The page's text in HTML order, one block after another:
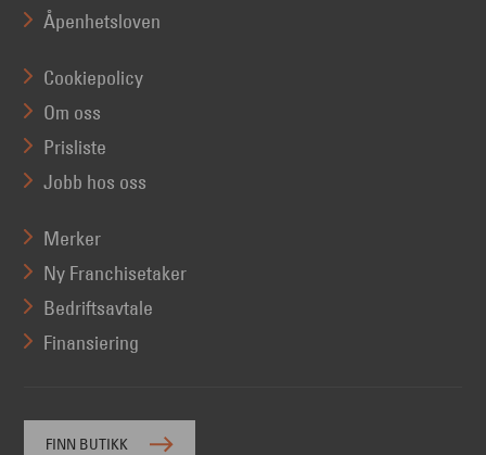
Åpenhetsloven
Cookiepolicy
Om oss
Prisliste
Jobb hos oss
Merker
Ny Franchisetaker
Bedriftsavtale
Finansiering
FINN BUTIKK